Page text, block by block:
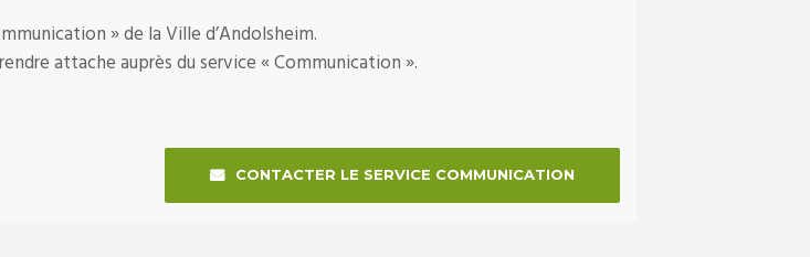
» de la Ville d’Andolsheim.
attache auprès du service « Communication ».
CONTACTER LE SERVICE COMMUNICATION